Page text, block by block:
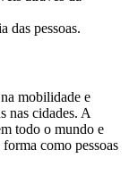
das pessoas.
mobilidade e
nas cidades. A
todo o mundo e
como pessoas